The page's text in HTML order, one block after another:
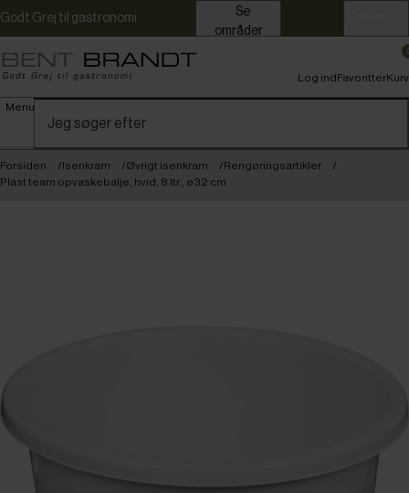
Godt Grej til gastronomi
områder
Menu
Log indFavoritterKurv
Forsiden Isenkram Øvrigt isenkram
Rengøringsartikler
Plast team opvaskebalje, hvid, 8 ltr., ø32 cm